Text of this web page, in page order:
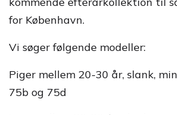
for København.
Vi søger følgende modeller:
Piger mellem 20-30 år, slank,
75b og 75d